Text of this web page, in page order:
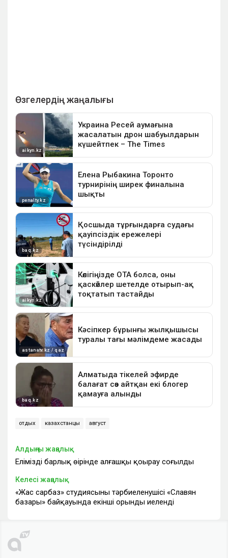
отдых казахстанцы август
Алдыңғы жаңалық
Еліміздің барлық өңірінде алғашқы қоңырау соғылды
Келесі жаңалық
«Жас сарбаз» студиясының тәрбиеленушісі «Славян
базары» байқауында екінші орынды иеленді